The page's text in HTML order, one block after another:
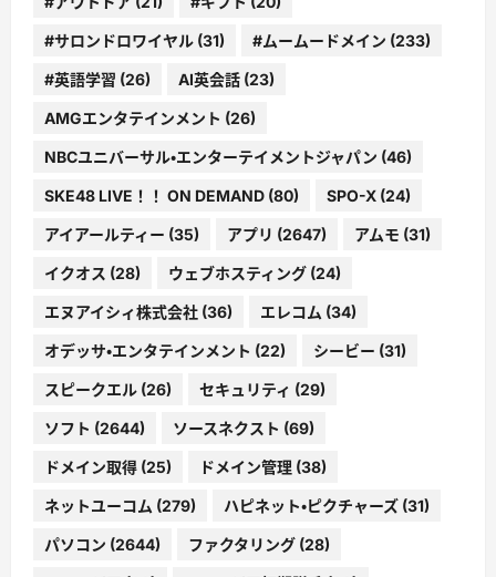
#サロンドロワイヤル (31) #ムームードメイン (233)
#英語学習 (26) AI英会話 (23)
AMGエンタテインメント (26)
NBCユニバーサル・エンターテイメントジャパン (46)
SKE48 LIVE！！ ON DEMAND (80) SPO-X (24)
アイアールティー (35) アプリ (2647) アムモ (31)
イクオス (28) ウェブホスティング (24)
エヌアイシィ株式会社 (36) エレコム (34)
オデッサ・エンタテインメント (22) シービー (31)
スピークエル (26) セキュリティ (29)
ソフト (2644) ソースネクスト (69)
ドメイン取得 (25) ドメイン管理 (38)
ネットユーコム (279) ハピネット・ピクチャーズ (31)
パソコン (2644) ファクタリング (28)